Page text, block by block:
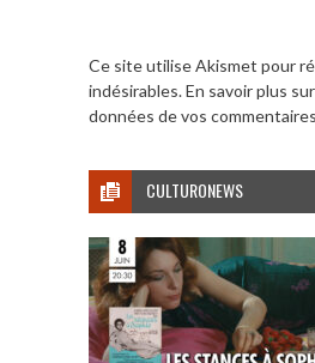
Ce site utilise Akismet pour
indésirables.En savoir plus
données de vos
CULTURONEWS